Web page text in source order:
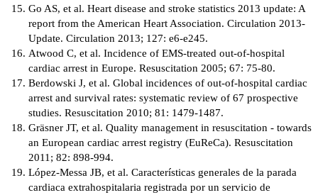
Go AS, et al. Heart disease and stroke statistics 2013 update: A
report from the American Heart Association. Circulation 2013-
Update. Circulation 2013; 127: e6-e245.
Atwood C, et al. Incidence of EMS-treated out-of-hospital
cardiac arrest in Europe. Resuscitation 2005; 67: 75-80.
Berdowski J, et al. Global incidences of out-of-hospital cardiac
arrest and survival rates: systematic review of 67 prospective
studies. Resuscitation 2010; 81: 1479-1487.
Gräsner JT, et al. Quality management in resuscitation - towards
an European cardiac arrest registry (EuReCa). Resuscitation
2011; 82: 898-994.
López-Messa JB, et al. Características generales de la parada
cardiaca extrahospitalaria registrada por un servicio de